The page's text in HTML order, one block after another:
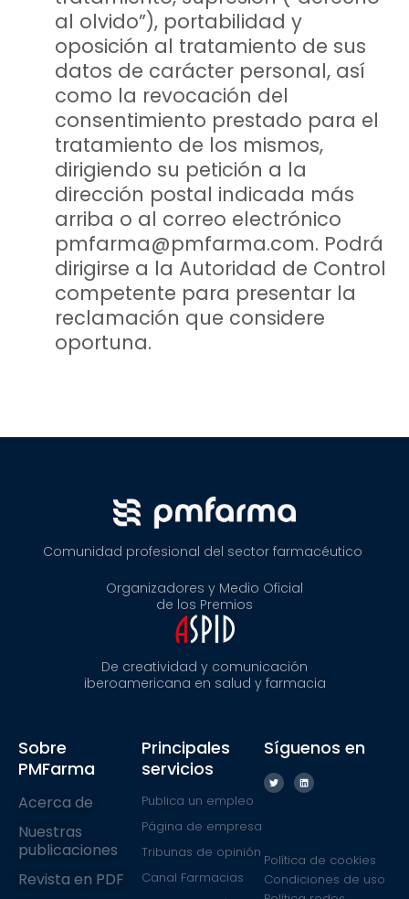
al olvido”), portabilidad y
oposición al tratamiento de sus
datos de carácter personal, así
como la revocación del
consentimiento prestado para el
tratamiento de los mismos,
dirigiendo su petición a la
dirección postal indicada más
arriba o al correo electrónico
pmfarma@pmfarma.com. Podrá
dirigirse a la Autoridad de Control
competente para presentar la
reclamación que considere
oportuna.
Comunidad profesional del sector farmacéutico
Organizadores y Medio Oficial
de los Premios
De creatividad y comunicación
iberoamericana en salud y farmacia
Sobre
PMFarma
Acerca de
Nuestras
publicaciones
Revista en PDF
Principales
servicios
Publica un empleo
Página de empresa
Tribunas de opinión
Canal Farmacias
Síguenos en
Política de cookies
Condiciones de uso